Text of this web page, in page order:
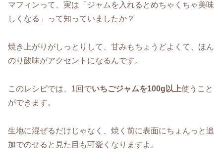
マフィンって、実は「ジャムを入れるとめちゃくちゃ美味
しくなる」って知っていましたか？
焼き上がりがしっとりして、甘みもちょうどよくて、ほん
のり酸味がアクセントになるんです。
このレシピでは、1回でいちごジャムを100g以上使うこと
ができます。
生地に混ぜるだけじゃなく、焼く前に表面にちょんっと追
加でのせると見た目も可愛くなりますよ。